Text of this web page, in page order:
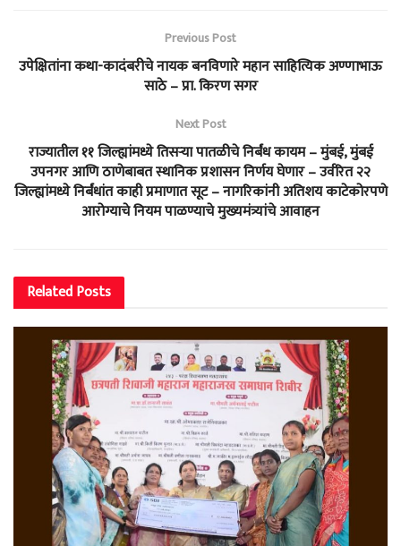
Previous Post
उपेक्षितांना कथा-कादंबरीचे नायक बनविणारे महान साहित्यिक अण्णाभाऊ
साठे – प्रा. किरण सगर
Next Post
राज्यातील ११ जिल्ह्यांमध्ये तिसऱ्या पातळीचे निर्बंध कायम – मुंबई, मुंबई
उपनगर आणि ठाणेबाबत स्थानिक प्रशासन निर्णय घेणार – उर्वरित २२
जिल्ह्यांमध्ये निर्बंधांत काही प्रमाणात सूट – नागरिकांनी अतिशय काटेकोरपणे
आरोग्याचे नियम पाळण्याचे मुख्यमंत्र्यांचे आवाहन
RelatedPosts